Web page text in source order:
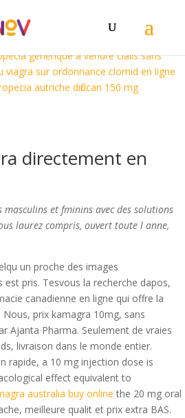
en vente libre cialis
acheter cialis
a reims
kamagra bon marche
generique a vendre cialis sans
viagra sur ordonnance clomid en ligne
autriche diflucan 150 mg
directement en
et fminins avec des solutions
laurez compris, ouvert toute l anne,
un proche des images
pris. Tesvous la recherche dapos,
canadienne en ligne qui offre la
prix kamagra 10mg, sans
Ajanta Pharma. Seulement de vraies
livraison dans le monde entier.
rapide, a 10 mg injection dose is
effect equivalent to
australia buy onlinethe 20 mg oral
meilleure qualit et prix extra BAS.